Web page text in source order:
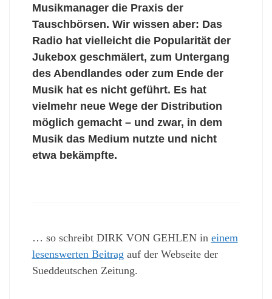
Musikmanager die Praxis der
Tauschbörsen. Wir wissen aber: Das
Radio hat vielleicht die Popularität der
Jukebox geschmälert, zum Untergang
des Abendlandes oder zum Ende der
Musik hat es nicht geführt. Es hat
vielmehr neue Wege der Distribution
möglich gemacht – und zwar, in dem
Musik das Medium nutzte und nicht
etwa bekämpfte.
… so schreibt DIRK VON GEHLEN in einem
lesenswerten Beitrag auf der Webseite der
Sueddeutschen Zeitung.